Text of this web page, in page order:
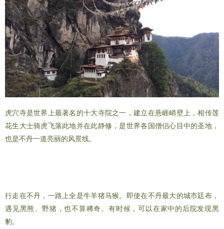
虎穴寺是世界上最著名的十大寺院之一，建立在悬崕峭壁上，相传莲
花生大士骑虎飞落此地并在此静修，是世界各国僧侣心目中的圣地，
也是不丹一道亮丽的风景线。
行走在不丹，一路上全是牛羊猪马猴。即使在不丹最大的城市廷布，
遇见黑熊、野猪，也不算稀奇。有时候，可以在家中的后院发现黑
豹。